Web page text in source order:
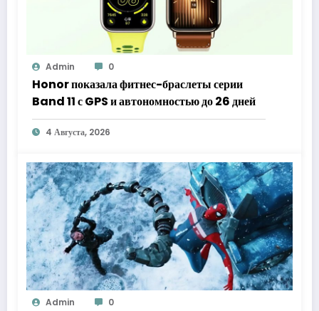
Admin 0
Honor показала фитнес-браслеты серии
Band 11 с GPS и автономностью до 26 дней
4 Августа, 2026
Admin 0